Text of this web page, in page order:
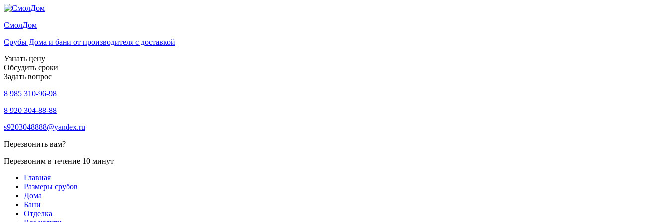
СмолДом
Срубы Дома и бани от производителя с доставкой
Узнать цену
Обсудить сроки
Задать вопрос
8 985 310-96-98
8 920 304-88-88
s9203048888@yandex.ru
Перезвонить вам?
Перезвоним в течение 10 минут
Главная
Размеры срубов
Дома
Бани
Отделка